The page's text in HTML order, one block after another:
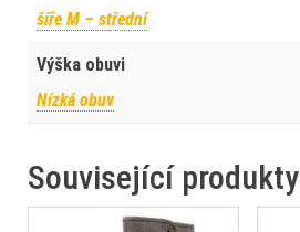
šíře M – střední
Výška obuvi
Nízká obuv
Související produkty